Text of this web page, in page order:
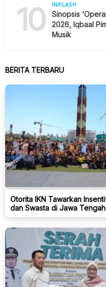
10 INIFLASH
Sinopsis
2026, Iqbaal
Musik
BERITA TERBARU
Otorita IKN Tawarkan
dan Swasta di Jawa